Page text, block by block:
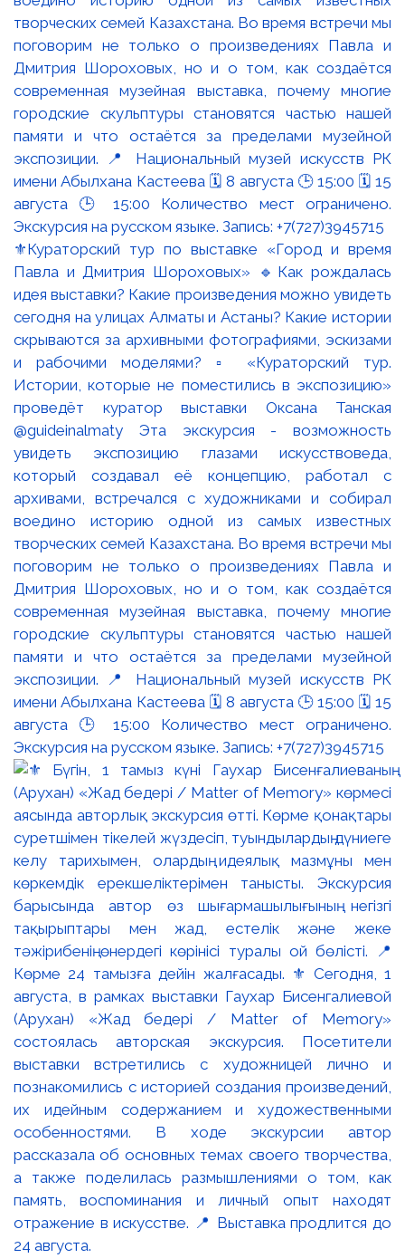
⚜️Кураторский тур по выставке «Город и время
Павла и Дмитрия Шороховых» 🔹Как рождалась
идея выставки? Какие произведения можно увидеть
сегодня на улицах Алматы и Астаны? Какие истории
скрываются за архивными фотографиями, эскизами
и рабочими моделями? ▫️ «Кураторский тур.
Истории, которые не поместились в экспозицию»
проведёт куратор выставки Оксана Танская
@guideinalmaty Эта экскурсия - возможность
увидеть экспозицию глазами искусствоведа,
который создавал её концепцию, работал с
архивами, встречался с художниками и собирал
воедино историю одной из самых известных
творческих семей Казахстана. Во время встречи мы
поговорим не только о произведениях Павла и
Дмитрия Шороховых, но и о том, как создаётся
современная музейная выставка, почему многие
городские скульптуры становятся частью нашей
памяти и что остаётся за пределами музейной
экспозиции. 📍 Национальный музей искусств РК
имени Абылхана Кастеева 🗓 8 августа 🕒 15:00 🗓 15
августа 🕒 15:00 Количество мест ограничено.
Экскурсия на русском языке. Запись: +7(727)3945715